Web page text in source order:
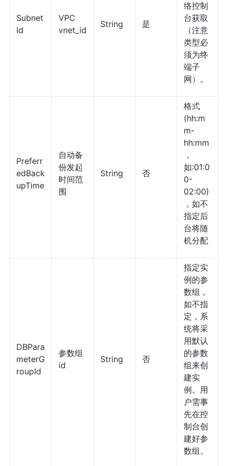
Subnet
Id
VPC
vnet_id
String 是
络控制
台获取
（注意
类型必
须为终
端子
网）。
Preferr
edBack
upTime
自动备
份发起
时间范
围
String 否
格式
(hh:m
m-
hh:mm
，
如:01:0
0-
02:00)
，如不
指定后
台将随
机分配
DBPara
meterG
roupId
参数组
id
String 否
指定实
例的参
数组，
如不指
定，系
统将采
用默认
的参数
组来创
建实
例。用
户需事
先在控
制台创
建好参
数组。